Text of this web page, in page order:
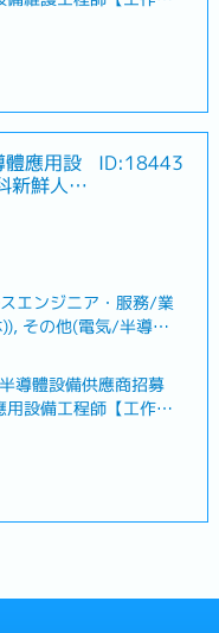
保養・機台問題分析與
外設備業務支援
、生理假、產檢假、陪
病假
課程
應用設
新鮮人
ID:18443
エンジニア・服務/業
その他(電気/半導体)
師, サービス/セール
ジニア(機械)), その
程師
導體設備供應商招募
設備工程師【工作內
・機台問題分析與解
Demo支援・社內一般
※可配合加班/輪班、